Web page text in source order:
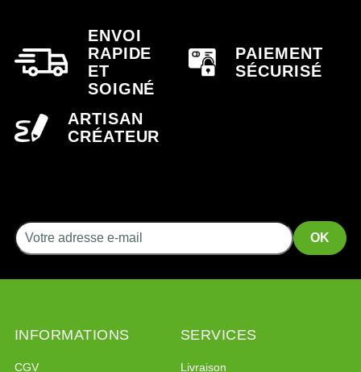
ENVOI
RAPIDE
ET
SOIGNÉ
PAIEMENT
SÉCURISÉ
ARTISAN
CRÉATEUR
INFORMATIONS
CGV
SERVICES
Livraison